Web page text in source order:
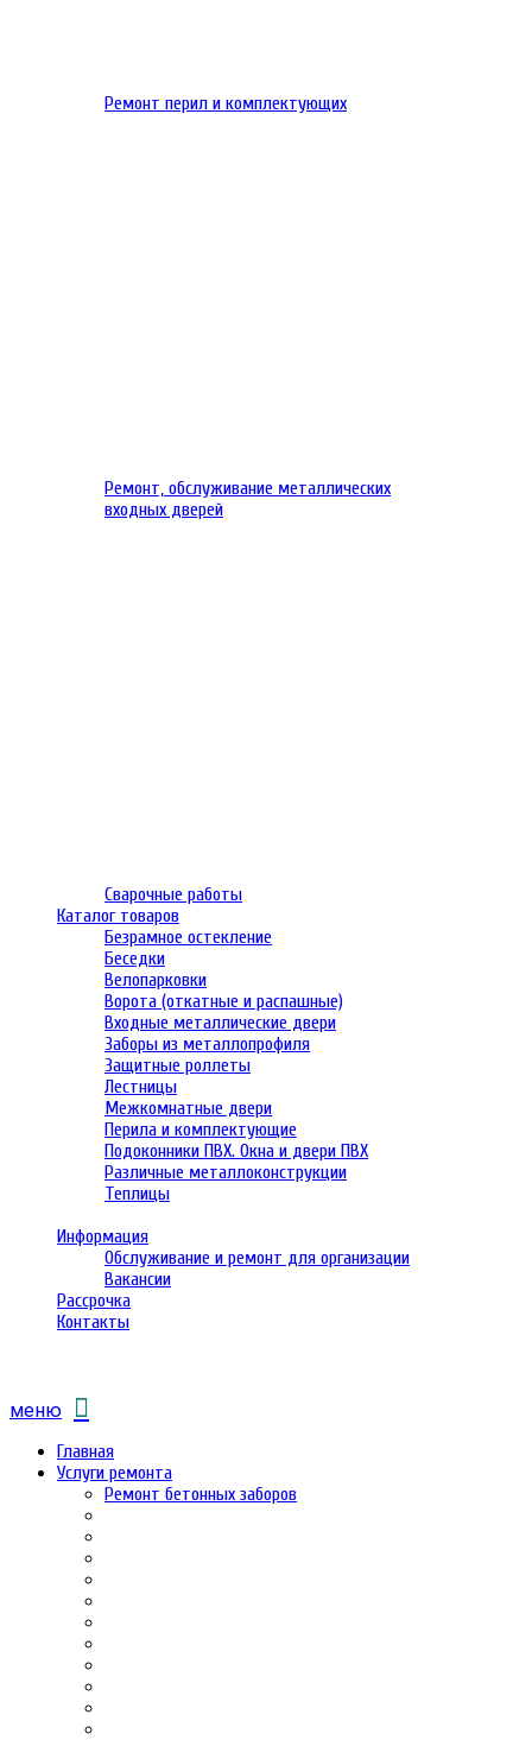
Ремонт перил и комплектующих
Ремонт, обслуживание металлических
входных дверей
Сварочные работы
Каталог товаров
Безрамное остекление
Беседки
Велопарковки
Ворота (откатные и распашные)
Входные металлические двери
Заборы из металлопрофиля
Защитные роллеты
Лестницы
Межкомнатные двери
Перила и комплектующие
Подоконники ПВХ. Окна и двери ПВХ
Различные металлоконструкции
Теплицы
Информация
Обслуживание и ремонт для организации
Вакансии
Рассрочка
Контакты
меню
Главная
Услуги ремонта
Ремонт бетонных заборов